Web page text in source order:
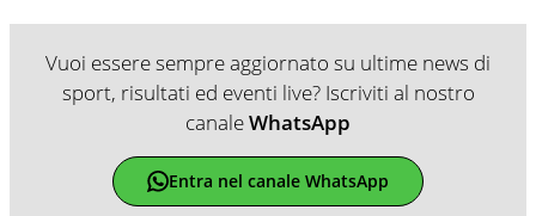
Vuoi essere sempre aggiornato su ultime news di
sport, risultati ed eventi live? Iscriviti al nostro
canaleWhatsApp
Entra nel canale WhatsApp